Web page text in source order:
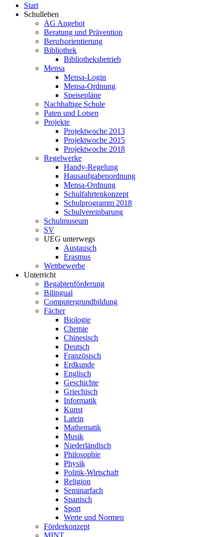
Start
Schulleben
AG Angebot
Beratung und Prävention
Berufsorientierung
Bibliothek
Bibliotheksbetrieb
Mensa
Mensa-Login
Mensa-Ordnung
Speisepläne
Nachhaltige Schule
Paten und Lotsen
Projekte
Projektwoche 2013
Projektwoche 2015
Projektwoche 2018
Regelwerke
Handy-Regelung
Hausaufgabenordnung
Mensa-Ordnung
Schulfahrtenkonzept
Schulprogramm 2018
Schulvereinbarung
Schulmuseum
SV
UEG unterwegs
Austausch
Erasmus
Wettbewerbe
Unterricht
Begabtenförderung
Bilingual
Computergrundbildung
Fächer
Biologie
Chemie
Chinesisch
Deutsch
Französisch
Erdkunde
Englisch
Geschichte
Griechisch
Informatik
Kunst
Latein
Mathematik
Musik
Niederländisch
Philosophie
Physik
Politik-Wirtschaft
Religion
Seminarfach
Spanisch
Sport
Werte und Normen
Förderkonzept
MINT